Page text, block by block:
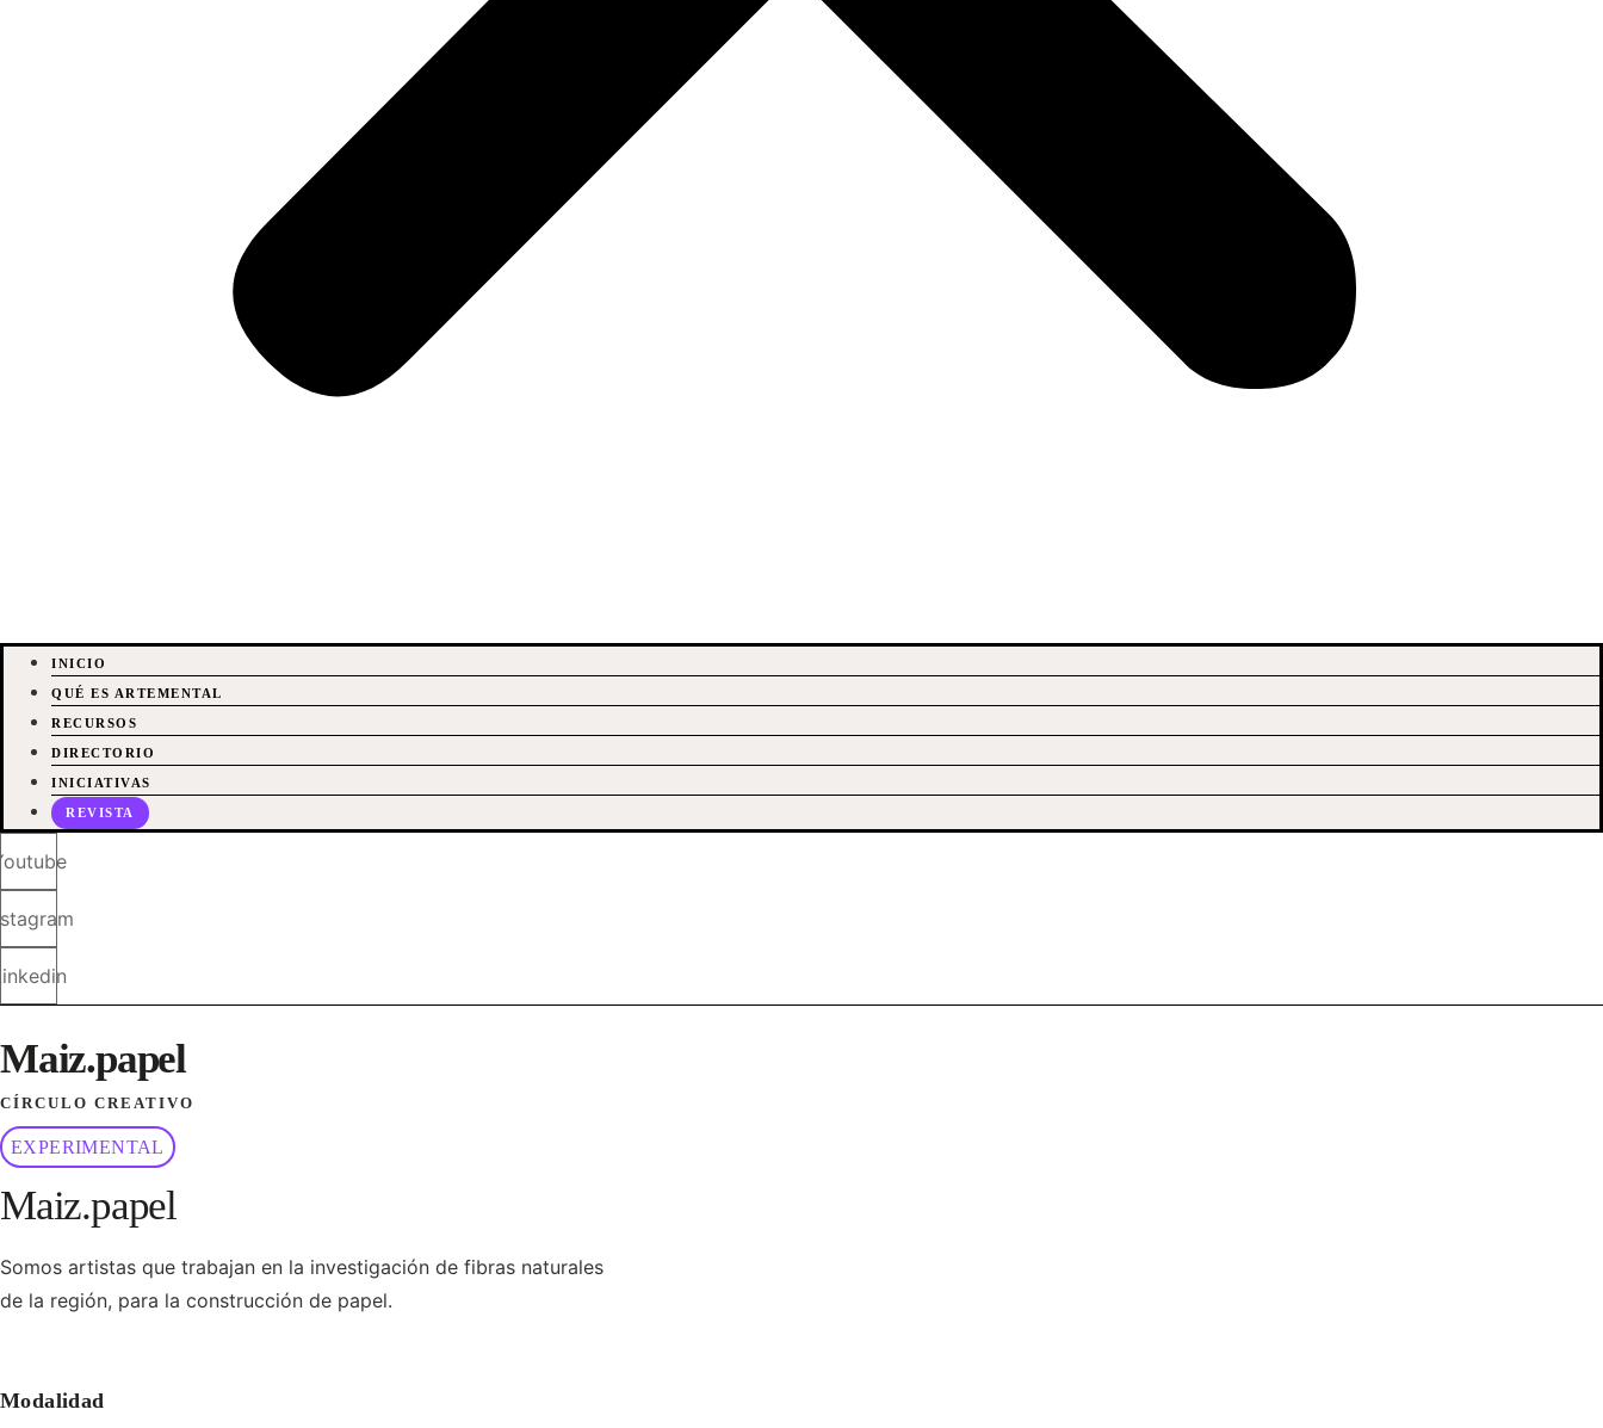
INICIO
QUÉ ES ARTEMENTAL
RECURSOS
DIRECTORIO
INICIATIVAS
REVISTA
Maiz.papel
CÍRCULO CREATIVO
EXPERIMENTAL
Maiz.papel
Somos artistas que trabajan en la investigación de fibras naturales
de la región, para la construcción de papel.
Modalidad